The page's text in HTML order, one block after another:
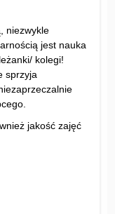
niezwykle
jest nauka
kolegi!
sprzyja
jakość zajęć